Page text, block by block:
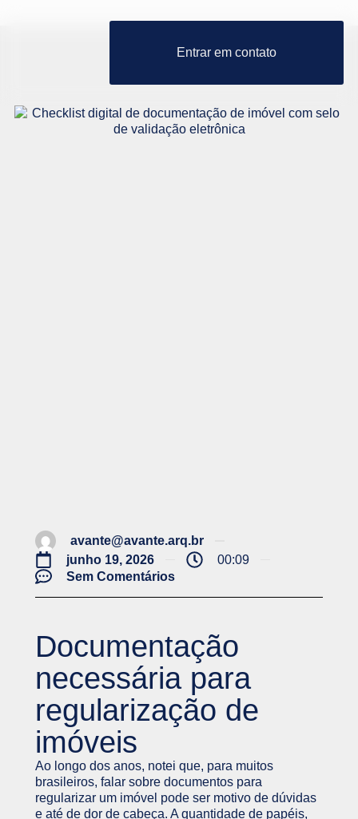
Entrar em contato
avante@avante.arq.br
junho 19, 2026
00:09
Sem Comentários
Documentação
necessária para
regularização de
imóveis
Ao longo dos anos, notei que, para muitos
brasileiros, falar sobre documentos para
regularizar um imóvel pode ser motivo de dúvidas
e até de dor de cabeça. A quantidade de papéis,